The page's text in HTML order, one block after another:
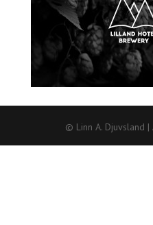
© Linn A. Djuvsland |